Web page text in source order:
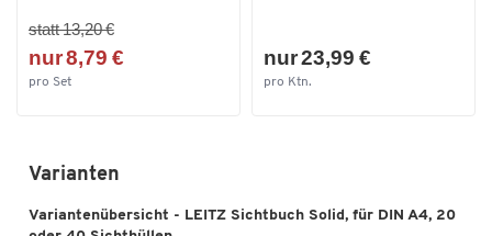
statt 13,20 €
nur 8,79 €
pro Set
nur 23,99 €
pro Ktn.
Varianten
Variantenübersicht - LEITZ Sichtbuch Solid, für DIN A4, 20